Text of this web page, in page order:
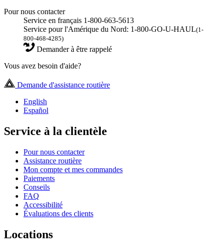
Pour nous contacter
Service en français 1-800-663-5613
Service pour l'Amérique du Nord: 1-800-GO-U-HAUL(1-
800-468-4285)
Demander à être rappelé
Vous avez besoin d'aide?
Demande d'assistance routière
English
Español
Service à la clientèle
Pour nous contacter
Assistance routière
Mon compte et mes commandes
Paiements
Conseils
FAQ
Accessibilité
Évaluations des clients
Locations